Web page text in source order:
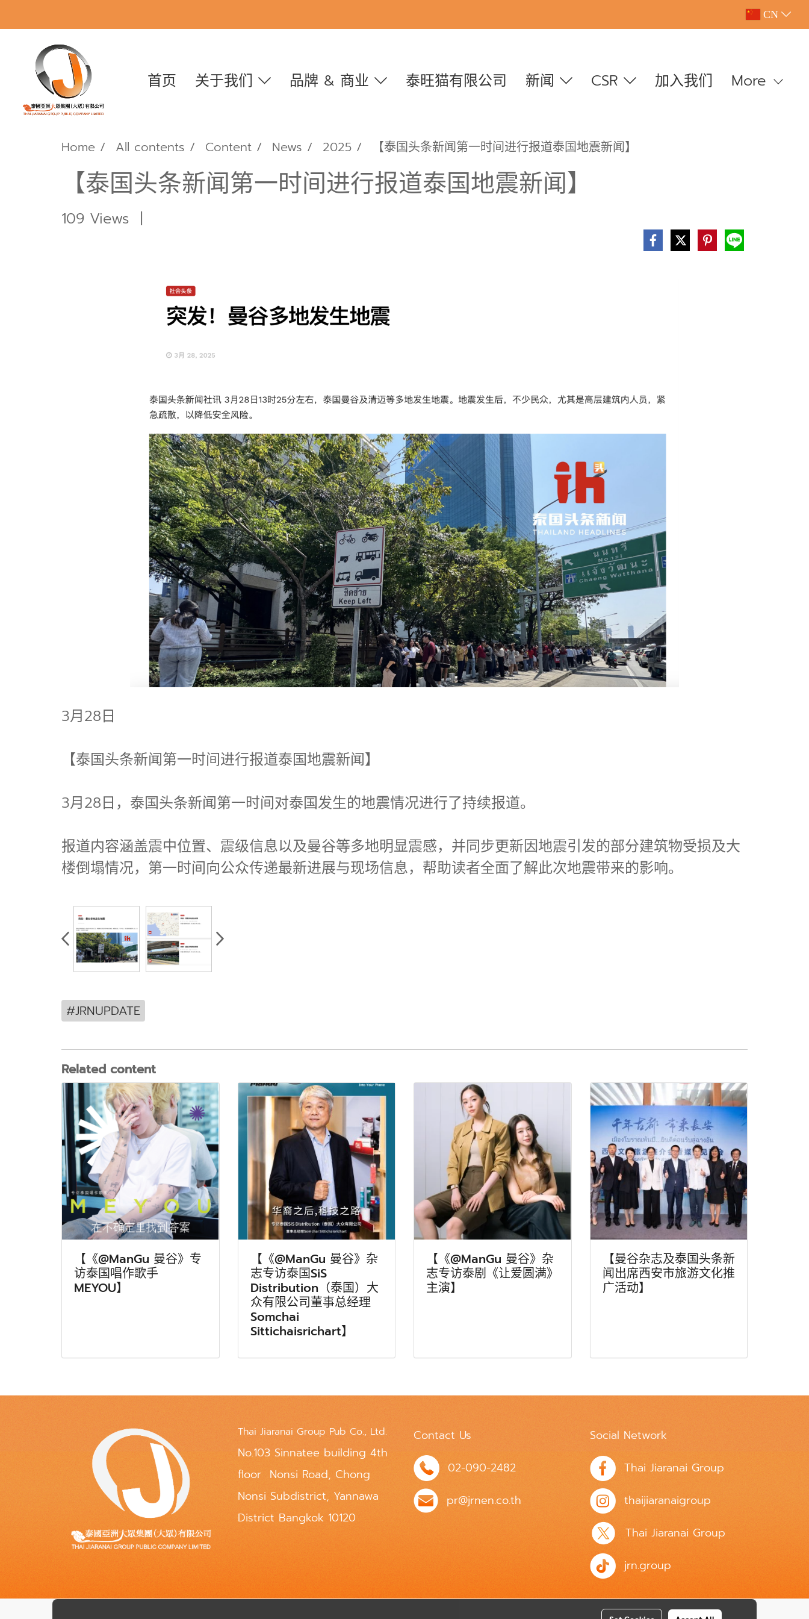
CN
首页 关于我们 品牌 & 商业 泰旺猫有限公司 新闻 CSR 加入我们 More
Home All contents Content News 2025 【泰国头条新闻第一时间进行报道泰国地震新闻】
【泰国头条新闻第一时间进行报道泰国地震新闻】
109 Views |
3月28日
【泰国头条新闻第一时间进行报道泰国地震新闻】
3月28日，泰国头条新闻第一时间对泰国发生的地震情况进行了持续报道。
报道内容涵盖震中位置、震级信息以及曼谷等多地明显震感，并同步更新因地震引发的部分建筑物受损及大
楼倒塌情况，第一时间向公众传递最新进展与现场信息，帮助读者全面了解此次地震带来的影响。
#JRNUPDATE
Related content
【《@ManGu 曼谷》专
访泰国唱作歌手
MEYOU】
【《@ManGu 曼谷》杂
志专访泰国SiS
Distribution（泰国）大
众有限公司董事总经理
Somchai
Sittichaisrichart】
【《@ManGu 曼谷》杂
志专访泰剧《让爱圆满》
主演】
【曼谷杂志及泰国头条新
闻出席西安市旅游文化推
广活动】
Thai Jiaranai Group Pub Co., Ltd.
No.103 Sinnatee building 4th
floor Nonsi Road, Chong
Nonsi Subdistrict, Yannawa
District Bangkok 10120
Contact Us
02-090-2482
pr@jrnen.co.th
Social Network
Thai Jiaranai Group
thaijiaranaigroup
Thai Jiaranai Group
jrn.group